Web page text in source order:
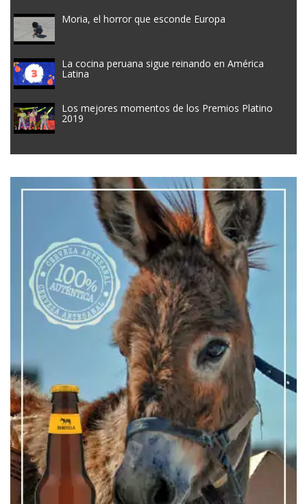
Moria, el horror que esconde Europa
La cocina peruana sigue reinando en América
Latina
Los mejores momentos de los Premios Platino
2019